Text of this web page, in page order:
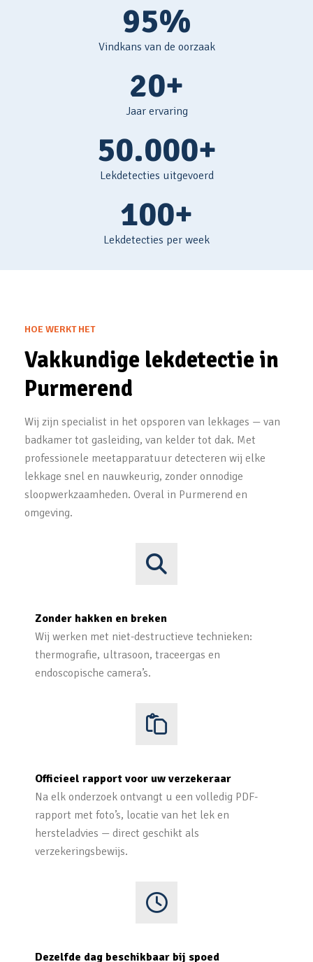
95%
Vindkans van de oorzaak
20+
Jaar ervaring
50.000+
Lekdetecties uitgevoerd
100+
Lekdetecties per week
HOE WERKT HET
Vakkundige lekdetectie in
Purmerend
Wij zijn specialist in het opsporen van lekkages — van
badkamer tot gasleiding, van kelder tot dak. Met
professionele meetapparatuur detecteren wij elke
lekkage snel en nauwkeurig, zonder onnodige
sloopwerkzaamheden. Overal in Purmerend en
omgeving.
Zonder hakken en breken
Wij werken met niet-destructieve technieken:
thermografie, ultrasoon, traceergas en
endoscopische camera’s.
Officieel rapport voor uw verzekeraar
Na elk onderzoek ontvangt u een volledig PDF-
rapport met foto’s, locatie van het lek en
hersteladvies — direct geschikt als
verzekeringsbewijs.
Dezelfde dag beschikbaar bij spoed